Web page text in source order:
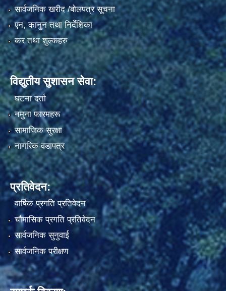
सार्वजनिक खरीद /बोलपत्र सूचना
एन, कानुन तथा निर्देशिका
कर तथा शुल्कहरु
विद्युतीय सुशासन सेवा:
घटना दर्ता
नमुना फारमहरू
सामाजिक सुरक्षा
नागरिक वडापत्र
प्रतिवेदन:
वार्षिक प्रगति प्रतिवेदन
चौमासिक प्रगति प्रतिवेदन
सार्वजनिक सुनुवाई
सार्वजनिक परीक्षण